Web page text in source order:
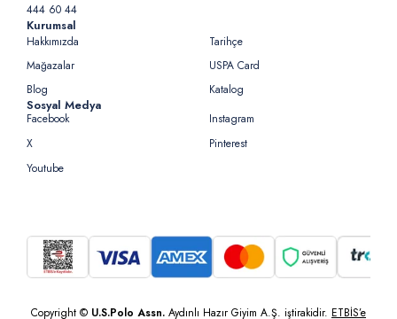
444 60 44
Kurumsal
Hakkımızda
Tarihçe
Mağazalar
USPA Card
Blog
Katalog
Sosyal Medya
Facebook
Instagram
X
Pinterest
Youtube
Copyright © U.S.Polo Assn. Aydınlı Hazır Giyim A.Ş. iştirakidir. ETBİS’e